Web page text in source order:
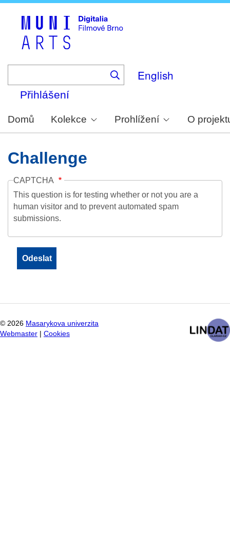
English
Přihlášení
Domů Kolekce Prohlížení O
Challenge
CAPTCHA
This question is for testing whether or not you are a
human visitor and to prevent automated spam
submissions.
© 2026 Masarykova univerzita
Webmaster
Cookies